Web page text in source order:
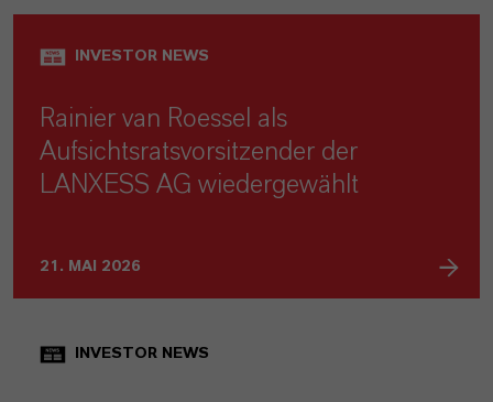
INVESTOR NEWS
Rainier van Roessel als
Aufsichtsratsvorsitzender der
LANXESS AG wiedergewählt
21. MAI 2026
INVESTOR NEWS